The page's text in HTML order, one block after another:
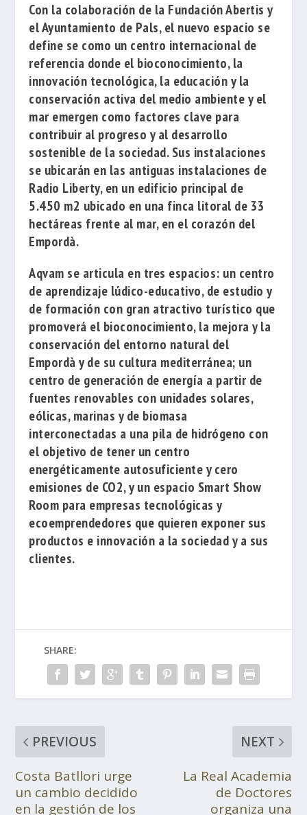
Con la colaboración de la Fundación Abertis y
elAyuntamiento de Pals, el nuevo espacio se
define se como un centro internacional de
referencia donde el bioconocimiento, la
innovación tecnológica, la educación y la
conservación activa del medio ambiente y el
mar emergen como factores clave para
contribuir al progreso y al desarrollo
sostenible de la sociedad. Sus instalaciones
se ubicarán en las antiguas instalaciones de
Radio Liberty, en un edificio principal de
5.450 m2 ubicado en una finca litoral de 33
hectáreas frente al mar, en el corazón del
Empordà.
Aqvam se articula en tres espacios: un centro
de aprendizaje lúdico-educativo, de estudio y
de formación con gran atractivo turístico que
promoverá el bioconocimiento, la mejora y la
conservación del entorno natural del
Empordà y de su cultura mediterránea; un
centro de generación de energía a partir de
fuentes renovables con unidades solares,
eólicas, marinas y de biomasa
interconectadas a una pila de hidrógeno con
el objetivo de tener un centro
energéticamente autosuficiente y cero
emisiones de CO2, y un espacio Smart Show
Room para empresas tecnológicas y
ecoemprendedores que quieren exponer sus
productos e innovación a la sociedad y a sus
clientes.
SHARE:
PREVIOUS
Costa Batllori urge
un cambio decidido
en la gestión de los
NEXT
La Real Academia
de Doctores
organiza una